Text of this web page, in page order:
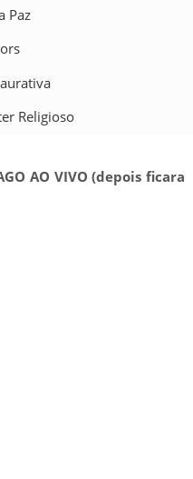
Paz
Religioso
AO VIVO (depois ficara